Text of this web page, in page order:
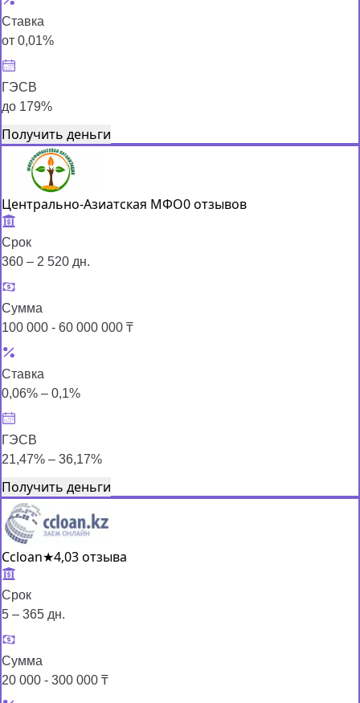
Ставка
от 0,01%
ГЭСВ
до 179%
Получить деньги
Центрально-Азиатская МФО0 отзывов
Срок
360 – 2 520 дн.
Сумма
100 000 - 60 000 000 ₸
Ставка
0,06% – 0,1%
ГЭСВ
21,47% – 36,17%
Получить деньги
Ccloan★4,03 отзыва
Срок
5 – 365 дн.
Сумма
20 000 - 300 000 ₸